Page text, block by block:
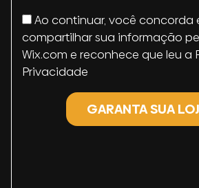
Ao continuar, você concorda
compartilhar sua informação
Wix.com e reconhece que leu a
Privacidade
GARANTA SUA